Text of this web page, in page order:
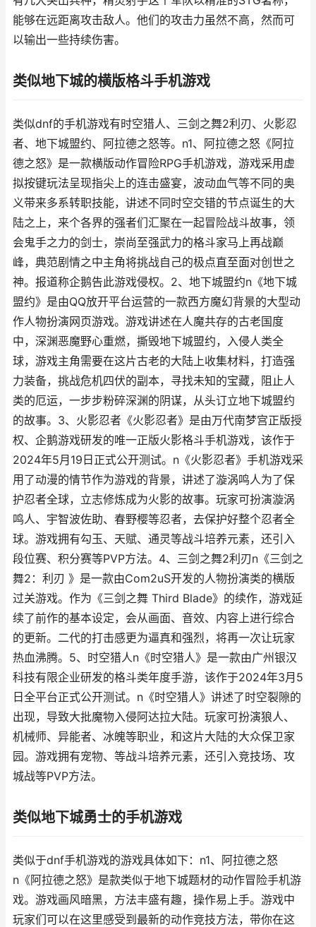
能够在远距离攻击敌人。他们的攻击力虽然不高，然而可
以输出一些持续伤害。
类似地下城的横版格斗手机游戏
类似dnf的手机游戏有时空猎人、三剑之舞2利刃、火影忍
者、地下城盟约、阿拉德之怒等。n1、阿拉德之怒《阿拉
德之怒》是一款横版动作冒险RPG手机游戏，游戏采用虚
拟按键玩法呈现指尖上的连击盛宴，波动血气等不同的奥
义带来多系转职技能，讲述不同时空交错的节点诞生的大
陆之上，来个各界的强者们汇聚在一起冒险战斗故事，领
会鬼手之力的剑士，崇尚至强武力的格斗家马上再战巅
峰，典范剧情之中主角将挑战自己的极点直至面对创世之
神。报道称企鹅告此游戏侵权。2、地下城盟约n《地下城
盟约》是由QQ放开平台运营的一款西方魔幻背景的大型动
作人物扮演网页游戏。游戏讲述在人魔共存的古老国度
中，深渊恶魔野心重燃，撕毁地下城盟约，入侵人类全
球，游戏主角需要在这片古老的大陆上收集材料，打造强
力装备，挑战危机四伏的副本，寻找未知的宝藏，阻止人
类的厄运，一步步粉碎深渊的阴谋，从头订立地下城盟约
的故事。3、火影忍者《火影忍者》是由万代南梦宫正版授
权、企鹅游戏研发的唯一正版火影格斗手机游戏，该作于
2024年5月19日正式公开测试。n《火影忍者》手机游戏采
用了动漫的情节作为游戏的背景，讲述了漩涡鸣人为了保
护忍者全球，立志修炼成为火影的故事。玩家可扮演漩涡
鸣人、宇智波佐助、春野樱等忍者，去保护好整个忍者全
球。游戏拥有勾玉、天赋、通灵等战斗培养元素，还引入
段位赛、积分赛等PVP方法。4、三剑之舞2利刃n《三剑之
舞2：利刃 》是一款由Com2uS开发的人物扮演类的横版
过关游戏。作为《三剑之舞 Third Blade》的续作，游戏延
续了前作的基本设定，会从画面、音效、内容上进行综合
的更新。二代的打击感更为逼真和强烈，将再一次让玩家
热血沸腾。5、时空猎人n《时空猎人》是一款由广州银汉
科技有限企业研发的格斗类年度手游，该作于2024年3月5
日全平台正式公开测试。n《时空猎人》讲述了时空裂隙的
出现，导致大批魔物入侵阿达拉大陆。玩家可扮演狼人、
机械师、异能者、冰魄等职业，和这片大陆的大众保卫家
园。游戏拥有宠物、等战斗培养元素，还引入竞技场、攻
城战等PVP方法。
类似地下城勇士的手机游戏
类似于dnf手机游戏的游戏具体如下：n1、阿拉德之怒
n《阿拉德之怒》是款类似于地下城题材的动作冒险手机游
戏。游戏画风暗黑，方法丰盛有趣，操作易上手。游戏中
玩家们可以在这里感受到最新的动作竞技方法，带你在这